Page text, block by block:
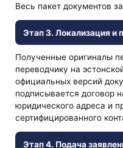
Весь пакет документов
Этап 3. Локализация и
Полученные оригиналы
переводчику на
официальных версий
подписывается договор
юридического адреса и
сертифицированного
Этап 4. Подача